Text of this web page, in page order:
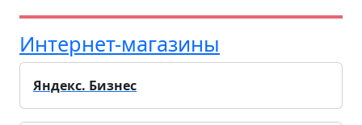
Интернет-магазины
Яндекс. Бизнес